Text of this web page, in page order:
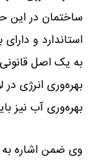
ساختمان در این
استاندارد و
به یک اصل
بهره‌وری انرژی در
بهره‌وری آب نیز
وی ضمن اشاره